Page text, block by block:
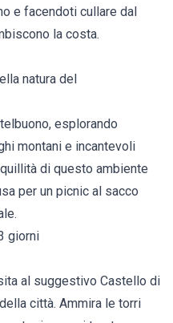
e facendoti cullare dal
la costa.
natura del
esplorando
montani e incantevoli
di questo ambiente
per un picnic al sacco
giorni
al suggestivo Castello di
città. Ammira le torri